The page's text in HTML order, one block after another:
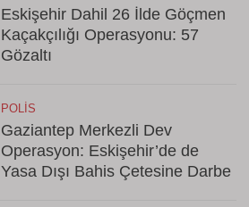
Eskişehir Dahil 26 İlde Göçmen
Kaçakçılığı Operasyonu: 57
Gözaltı
POLIS
Gaziantep Merkezli Dev
Operasyon: Eskişehir’de de
Yasa Dışı Bahis Çetesine Darbe